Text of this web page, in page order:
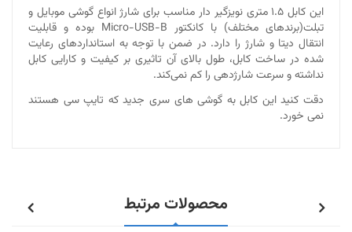
این کابل 1.5 متری نویزگیر دار مناسب برای شارژ انواع گوشی موبایل و
تبلت(برندهای مختلف) با کانکتور Micro-USB-B بوده و قابلیت
انتقال دیتا و شارژ را دارد. در ضمن با توجه به استانداردهای رعایت
شده در ساخت کابل، طول بالای آن تاثیری بر کیفیت و کارایی کابل
نداشته و سرعت شارژدهی را کم نمی‌کند.
دقت کنید این کابل به گوشی های سری جدید که تایپ سی هستند
نمی خورد.
محصولات مرتبط